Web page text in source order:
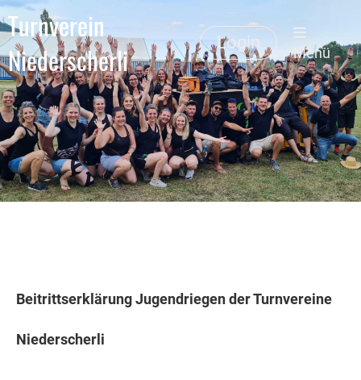
Turnverein
Niederscherli
Login
Menü
Beitrittserklärung Jugendriegen der Turnvereine
Niederscherli